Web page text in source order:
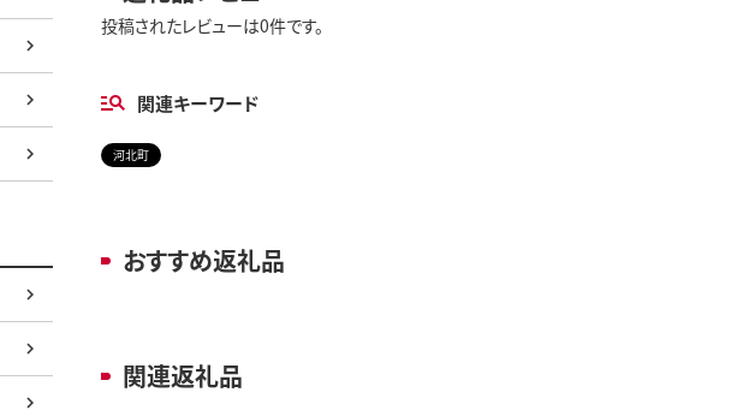
投稿されたレビューは0件です。
関連キーワード
河北町
おすすめ返礼品
関連返礼品